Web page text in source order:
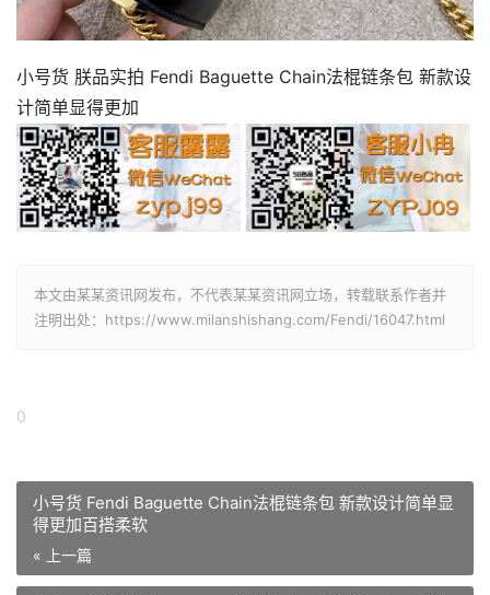
小号货 朕品实拍 Fendi Baguette Chain法棍链条包 新款设
计简单显得更加
本文由某某资讯网发布，不代表某某资讯网立场，转载联系作者并
注明出处：https://www.milanshishang.com/Fendi/16047.html
0
小号货 Fendi Baguette Chain法棍链条包 新款设计简单显
得更加百搭柔软
« 上一篇